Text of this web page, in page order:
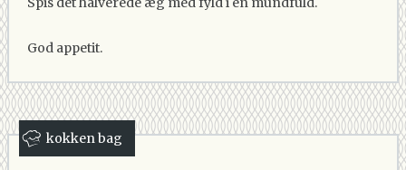
God appetit.
kokken bag